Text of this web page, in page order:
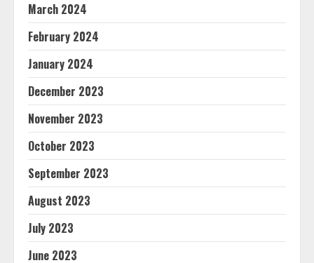
March 2024
February 2024
January 2024
December 2023
November 2023
October 2023
September 2023
August 2023
July 2023
June 2023